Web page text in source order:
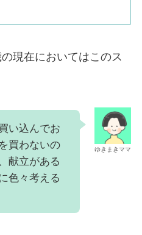
現在においてはこのス
ゆきまきママ
い込んでお
買わないの
献立がある
色々考える